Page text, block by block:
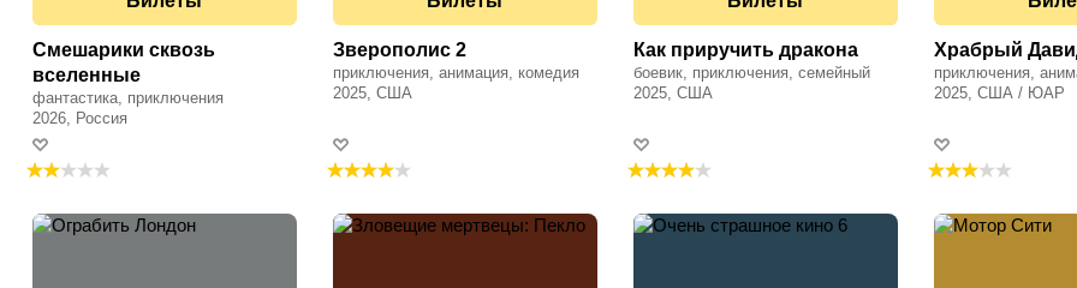
Смешарики сквозь
вселенные
фантастика, приключения
2026, Россия
Зверополис 2
приключения, анимация, комедия
2025, США
Как приручить дракона
боевик, приключения, семейный
2025, США
Храбрый
приключения,
2025, США / ЮАР